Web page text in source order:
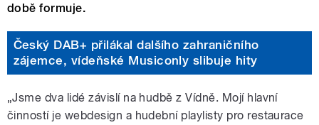
době formuje.
Český DAB+ přilákal dalšího zahraničního
zájemce, vídeňské Musiconly slibuje hity
„Jsme dva lidé závislí na hudbě z Vídně. Mojí hlavní
činností je webdesign a hudební playlisty pro restaurace